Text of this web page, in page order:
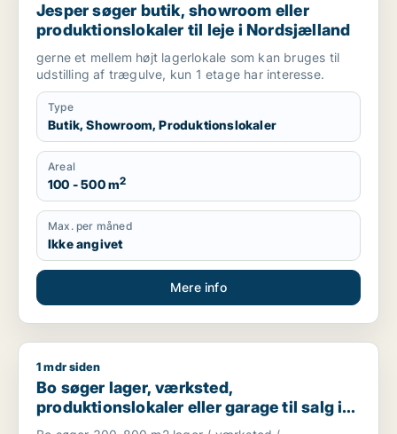
Jesper søger butik, showroom eller
produktionslokaler til leje i Nordsjælland
gerne et mellem højt lagerlokale som kan bruges til
udstilling af trægulve, kun 1 etage har interesse.
Type
Butik, Showroom, Produktionslokaler
Areal
100 - 500 m2
Max. per måned
Ikke angivet
Mere info
Bo søger lager, værksted, produktionslokaler eller garage
1 mdr siden
Bo søger lager, værksted,
produktionslokaler eller garage til salg i
Nordsjælland